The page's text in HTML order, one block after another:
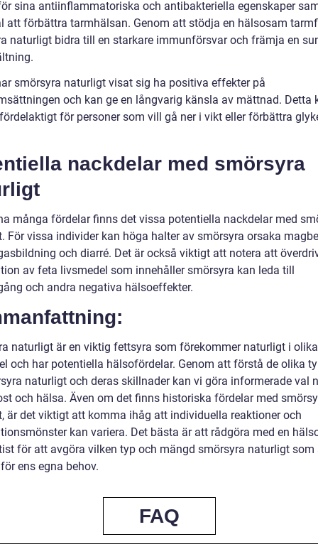
sina antiinflammatoriska och antibakteriella egenskaper
att förbättra tarmhälsan. Genom att stödja en hälsosam
naturligt bidra till en starkare immunförsvar och främja en
smörsyra naturligt visat sig ha positiva effekter på
och kan ge en långvarig känsla av mättnad. Detta
för personer som vill gå ner i vikt eller förbättra
nackdelar med smörsyra
många fördelar finns det vissa potentiella nackdelar med
För vissa individer kan höga halter av smörsyra orsaka
och diarré. Det är också viktigt att notera att
av feta livsmedel som innehåller smörsyra kan leda till
och andra negativa hälsoeffekter.
naturligt är en viktig fettsyra som förekommer naturligt i olika
och har potentiella hälsofördelar. Genom att förstå de olika
naturligt och deras skillnader kan vi göra informerade val
och hälsa. Även om det finns historiska fördelar med
är det viktigt att komma ihåg att individuella reaktioner och
kan variera. Det bästa är att rådgöra med en
för att avgöra vilken typ och mängd smörsyra naturligt som
ens egna behov.
FAQ